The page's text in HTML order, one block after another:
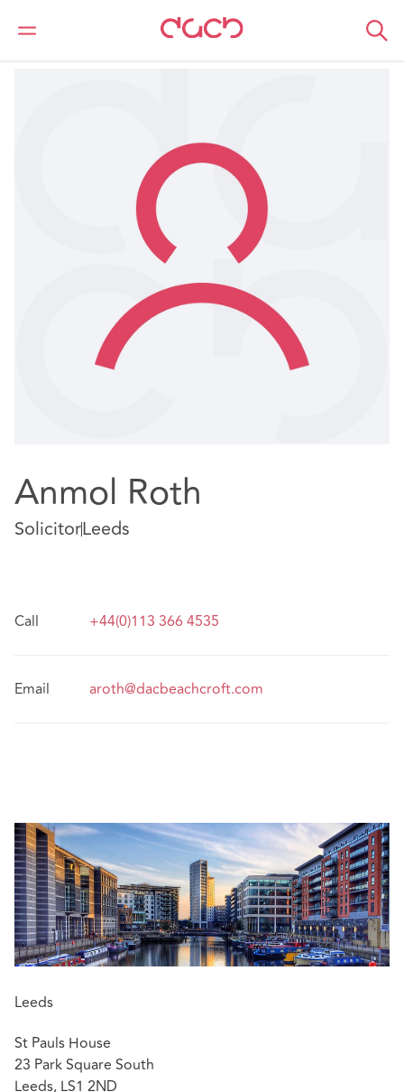
DAC Beachcroft Notre Équipe
Anmol Roth
SolicitorLeeds
Call +44(0)113 366 4535
Email aroth@dacbeachcroft.com
Leeds
St Pauls House
23 Park Square South
Leeds, LS1 2ND